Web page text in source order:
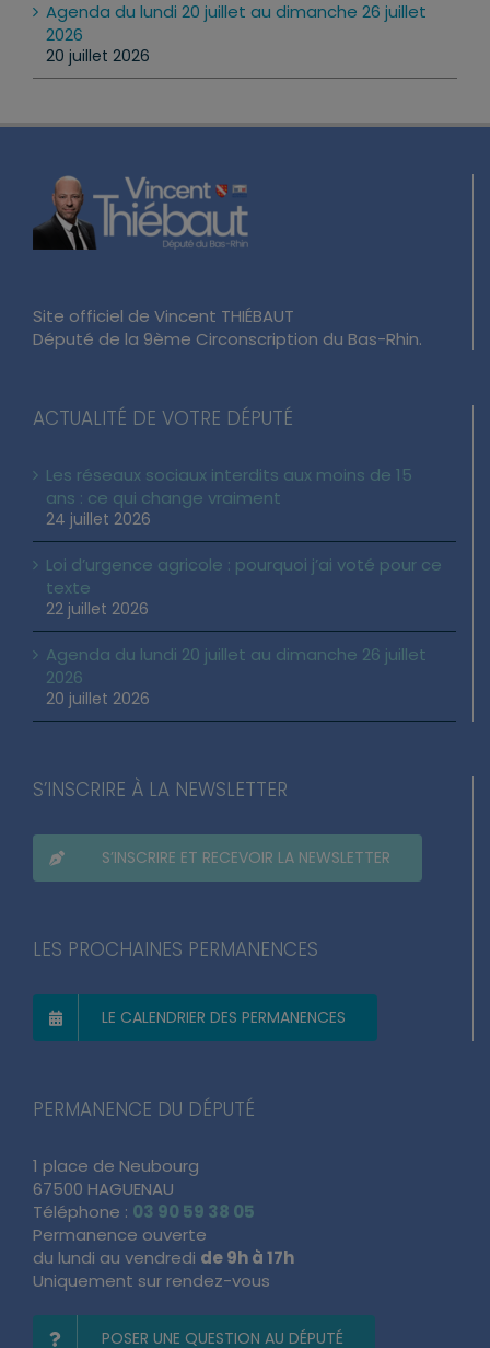
Agenda du lundi 20 juillet au dimanche 26 juillet
2026
20 juillet 2026
Site officiel de Vincent THIÉBAUT
Les réseaux sociaux interdits aux moins de 15
ans : ce qui change vraiment
24 juillet 2026
Loi d’urgence agricole : pourquoi j’ai voté pour ce
texte
22 juillet 2026
Agenda du lundi 20 juillet au dimanche 26 juillet
2026
20 juillet 2026
S’INSCRIRE ET RECEVOIR LA NEWSLETTER
LE CALENDRIER DES PERMANENCES
1 place de Neubourg
67500 HAGUENAU
Téléphone :03 90 59 38 05
Permanence ouverte
du lundi au vendredide 9h à 17h